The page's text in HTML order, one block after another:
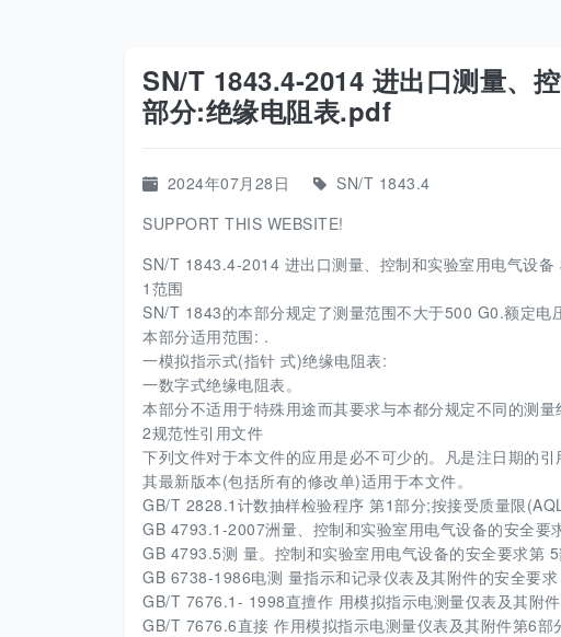
SN/T 1843.4-2014 进出口测量、
部分:绝缘电阻表.pdf
2024年07月28日
SN/T 1843.4
SUPPORT THIS WEBSITE!
SN/T 1843.4-2014 进出口测量、控制和实验室用电气设
1范围
SN/T 1843的本部分规定了测量范围不大于500 G0.额定电
本部分适用范围: .
一模拟指示式(指针 式)绝缘电阻表:
一数字式绝缘电阻表。
本部分不适用于特殊用途而其要求与本都分规定不同的测
2规范性引用文件
下列文件对于本文件的应用是必不可少的。凡是注日期的
其最新版本(包括所有的修改单)适用于本文件。
GB/T 2828.1计数抽样检验程序 第1部分;按接受质量限
GB 4793.1-2007洲量、控制和实验室用电气设备的安全要
GB 4793.5测 量。控制和实验室用电气设备的安全要求第
GB 6738-1986电测 量指示和记录仪表及其附件的安全要求
GB/T 7676.1- 1998直擅作 用模拟指示电测量仅表及其附
GB/T 7676.6直接 作用模拟指示电测量仪表及其附件第6